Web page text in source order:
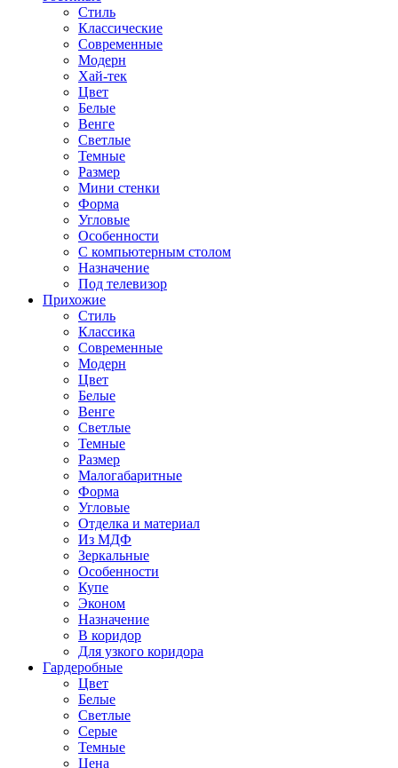
Стиль
Классические
Современные
Модерн
Хай-тек
Цвет
Белые
Венге
Светлые
Темные
Размер
Мини стенки
Форма
Угловые
Особенности
С компьютерным столом
Назначение
Под телевизор
Прихожие
Стиль
Классика
Современные
Модерн
Цвет
Белые
Венге
Светлые
Темные
Размер
Малогабаритные
Форма
Угловые
Отделка и материал
Из МДФ
Зеркальные
Особенности
Купе
Эконом
Назначение
В коридор
Для узкого коридора
Гардеробные
Цвет
Белые
Светлые
Серые
Темные
Цена